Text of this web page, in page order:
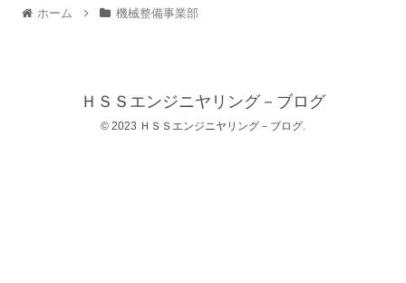
ホーム 機械整備事業部
ＨＳＳエンジニヤリング－ブログ
© 2023 ＨＳＳエンジニヤリング－ブログ.